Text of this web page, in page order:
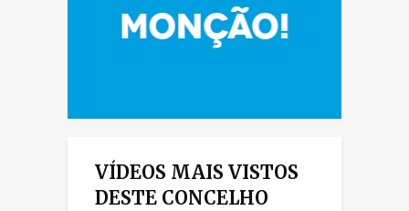
VÍDEOS MAIS VISTOS
DESTE CONCELHO